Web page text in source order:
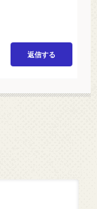
返信する